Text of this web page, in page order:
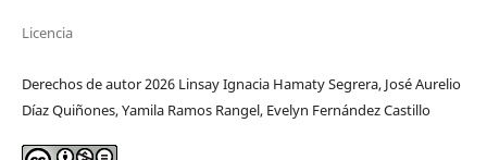
Licencia
Derechos de autor 2026 Linsay Ignacia Hamaty Segrera, José Aurelio
Díaz Quiñones, Yamila Ramos Rangel, Evelyn Fernández Castillo